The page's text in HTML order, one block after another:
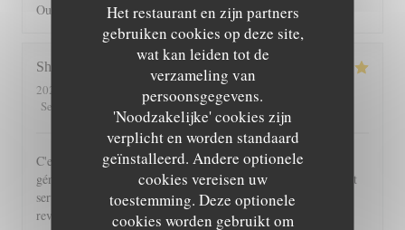
Het restaurant en zijn partners
gebruiken cookies op deze site,
wat kan leiden tot de
verzameling van
persoonsgegevens.
'Noodzakelijke' cookies zijn
verplicht en worden standaard
geïnstalleerd. Andere optionele
cookies vereisen uw
toestemming. Deze optionele
cookies worden gebruikt om
Oui je recommande
Shérazade
2026-08-05
Service
Atmosfeer: 4/5 Keuken: 5/5 Kwaliteit / Prijs
C'est toujours un régal de venir à Beyit Jedo les assiettes sont
généreuses et on y mange vraiment bien. Merci aux serveurs et
serveuses un accueil chaleureux. Comme d'habitude j'y
reviendrai 😉